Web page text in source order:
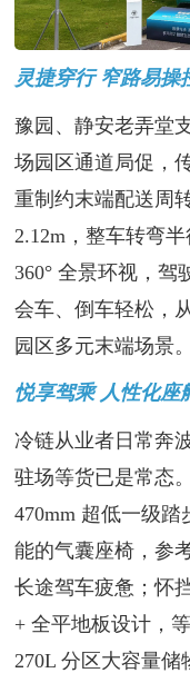
灵捷穿行 窄路易操
豫园、静安老弄堂
场园区通道局促，
重制约末端配送周
2.12m，整车转弯
360° 全景环视，驾
会车、倒车轻松，
园区多元末端场景。
悦享驾乘 人性化座
冷链从业者日常奔
驻场等货已是常态
470mm 超低一级
能的气囊座椅，参
长途驾车疲惫；怀
+ 全平地板设计，
270L 分区大容量